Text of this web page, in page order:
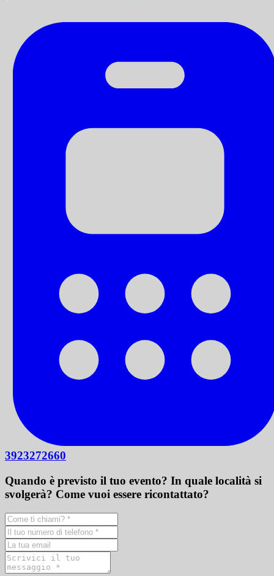
3923272660
Quando è previsto il tuo evento? In quale località si
svolgerà? Come vuoi essere ricontattato?